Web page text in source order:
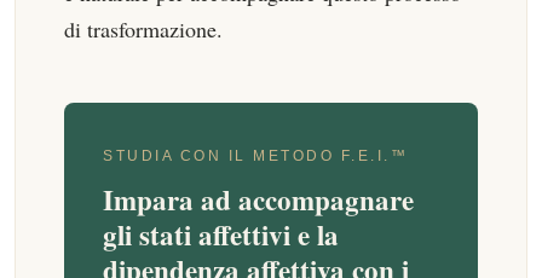
di trasformazione.
STUDIA CON IL METODO F.E.I.™
Impara ad accompagnare
gli stati affettivi e la